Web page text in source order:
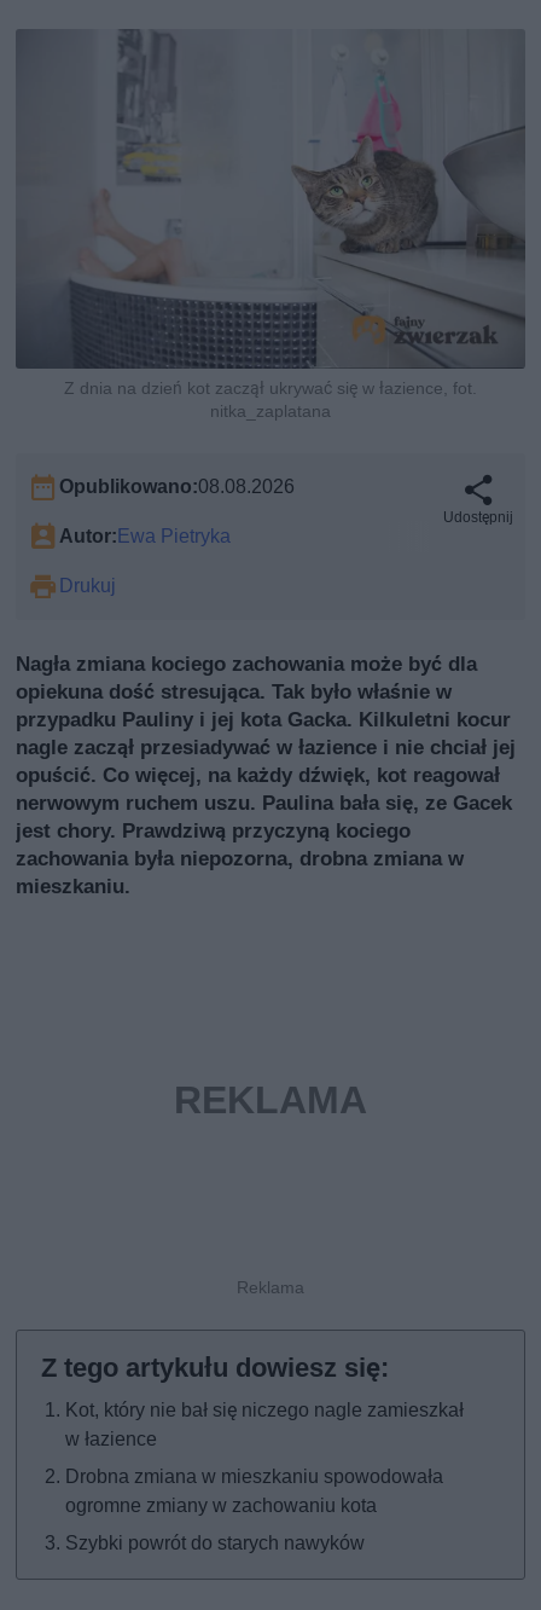
Z dnia na dzień kot zaczął ukrywać się w łazience, fot.
nitka_zaplatana
Opublikowano:08.08.2026
Autor:Ewa Pietryka
Drukuj
Udostępnij
Nagła zmiana kociego zachowania może być dla
opiekuna dość stresująca. Tak było właśnie w
przypadku Pauliny i jej kota Gacka. Kilkuletni kocur
nagle zaczął przesiadywać w łazience i nie chciał jej
opuścić. Co więcej, na każdy dźwięk, kot reagował
nerwowym ruchem uszu. Paulina bała się, ze Gacek
jest chory. Prawdziwą przyczyną kociego
zachowania była niepozorna, drobna zmiana w
mieszkaniu.
Kot, który nie bał się niczego nagle zamieszkał
w łazience
Drobna zmiana w mieszkaniu spowodowała
ogromne zmiany w zachowaniu kota
Szybki powrót do starych nawyków